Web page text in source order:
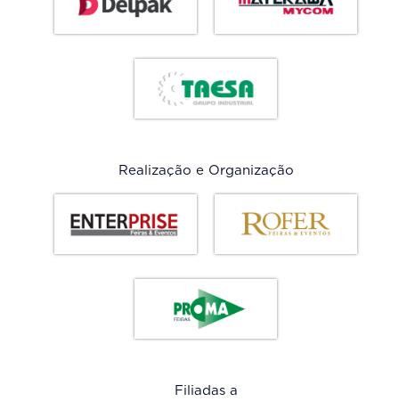
Realização e Organização
Filiadas a